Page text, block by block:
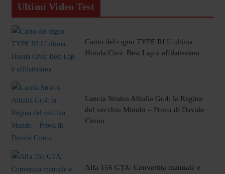
Ultimi Video Test
Canto del cigno TYPE R! L’ultima
Honda Civic Best Lap è affilatissima
Lancia Stratos Alitalia Gr.4: la Regina
del vecchio Mondo – Prova di Davide
Cironi
Alfa 156 GTA: Convertita manuale e